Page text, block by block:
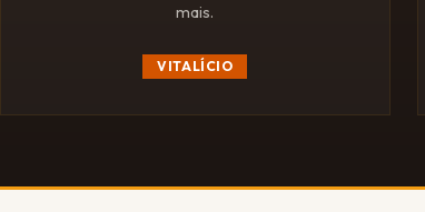
mais.
VITALÍCIO